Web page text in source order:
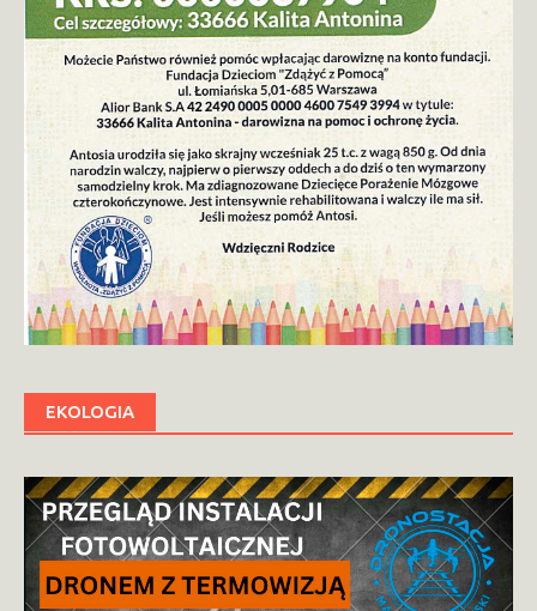
EKOLOGIA